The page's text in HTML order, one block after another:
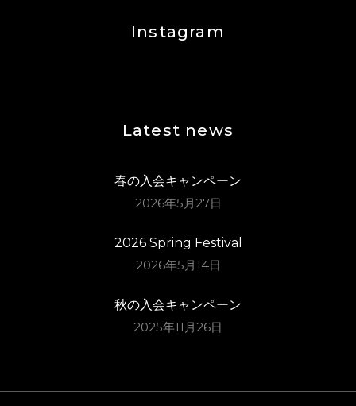
Instagram
Latest news
春の入会キャンペーン
2026年5月27日
2026 Spring Festival
2026年5月14日
秋の入会キャンペーン
2025年11月26日